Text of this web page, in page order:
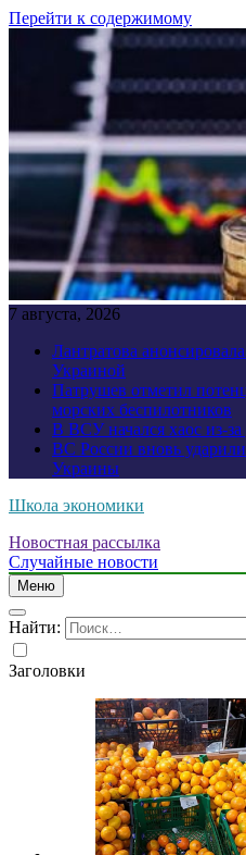
Перейти к содержимому
7 августа, 2026
Лантратова
Украиной
Патрушев отметил
морских беспилотников
В ВСУ начался хаос из-
ВС России вновь
Украины
Школа экономики
Новостная рассылка
Случайные новости
Меню
Найти:
Заголовки